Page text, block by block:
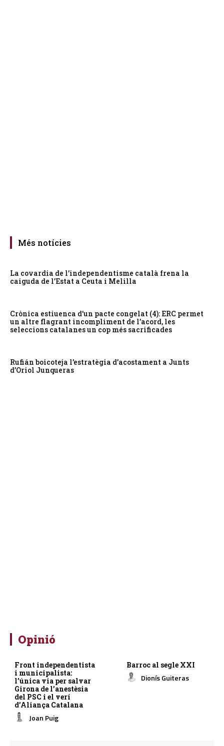
Més notícies
La covardia de l’independentisme català frena la
caiguda de l’Estat a Ceuta i Melilla
Crònica estiuenca d’un pacte congelat (4): ERC permet
un altre flagrant incompliment de l’acord, les
seleccions catalanes un cop més sacrificades
Rufián boicoteja l’estratègia d’acostament a Junts
d’Oriol Junqueras
Opinió
Front independentista
i municipalista:
l’única via per salvar
Girona de l’anestèsia
del PSC i el verí
d’Aliança Catalana
Joan Puig
Barroc al segle XXI
Dionís Guiteras